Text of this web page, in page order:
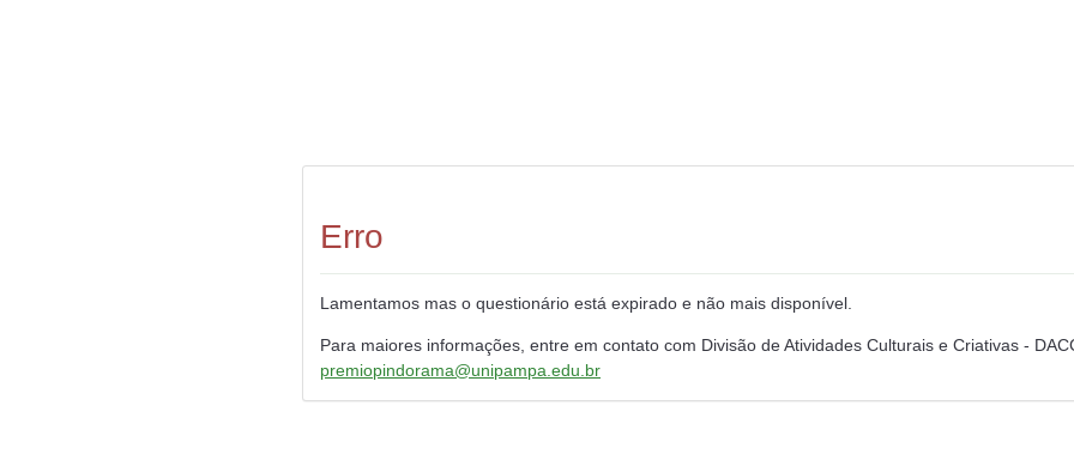
Erro
Lamentamos mas o questionário está expirado e não mais disponível.
Para maiores informações, entre em contato com Divisão de Atividades Culturais e Criativas -
premiopindorama@unipampa.edu.br